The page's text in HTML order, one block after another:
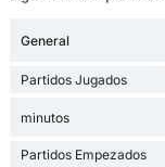
General
Partidos Jugados
minutos
Partidos Empezados